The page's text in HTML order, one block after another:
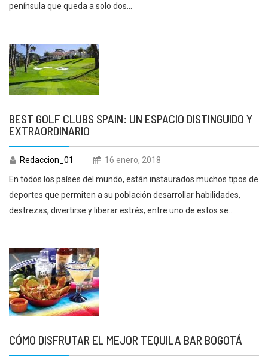
península que queda a solo dos...
BEST GOLF CLUBS SPAIN: UN ESPACIO DISTINGUIDO Y
EXTRAORDINARIO
Redaccion_01
16 enero, 2018
En todos los países del mundo, están instaurados muchos tipos de
deportes que permiten a su población desarrollar habilidades,
destrezas, divertirse y liberar estrés; entre uno de estos se...
CÓMO DISFRUTAR EL MEJOR TEQUILA BAR BOGOTÁ